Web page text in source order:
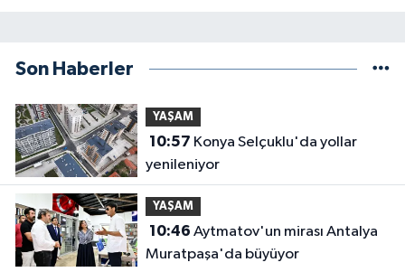
Son Haberler
YAŞAM
10:57
yenileniyor
YAŞAM
10:46
Muratpaşa'da büyüyor